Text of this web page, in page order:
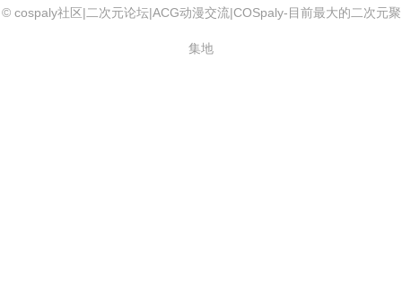
© cospaly社区|二次元论坛|ACG动漫交流|COSpaly-目前最大的二次元聚
集地